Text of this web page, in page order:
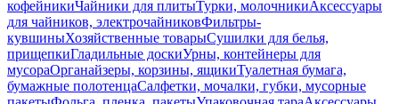
кофейникиЧайники для плитыТурки, молочникиАксессуары
для чайников, электрочайниковФильтры-
кувшиныХозяйственные товарыСушилки для белья,
прищепкиГладильные доскиУрны, контейнеры для
мусораОрганайзеры, корзины, ящикиТуалетная бумага,
бумажные полотенцаСалфетки, мочалки, губки, мусорные